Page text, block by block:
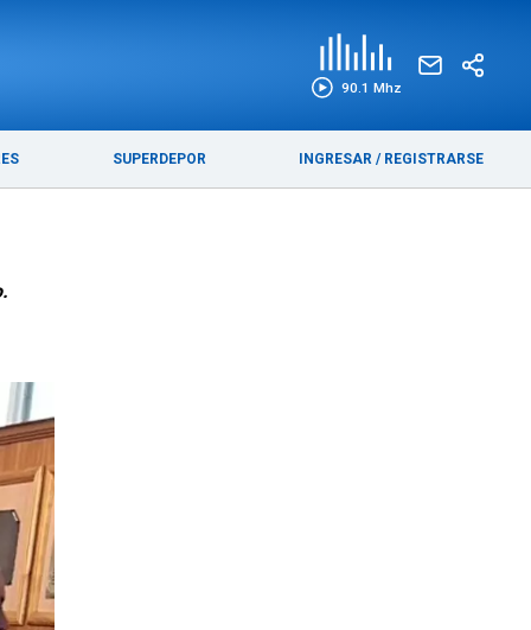
90.1 Mhz
SUPERDEPOR INGRESAR / REGISTRARSE